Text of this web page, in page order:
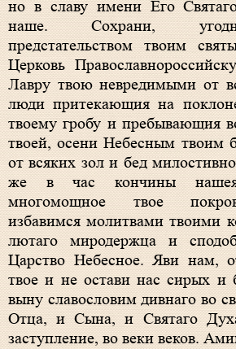
но в славу имени Его
наше. Сохрани,
предстательством твоим
Церковь
Лавру твою невредимыми от
люди притекающия на
твоему гробу и пребывающия
твоей, осени Небесным твоим
от всяких зол и бед
же в час кончины
многомощное твое
избавимся молитвами твоими
лютаго миродержца и
Царство Небесное. Яви нам,
твое и не остави нас сирых и
выну славословим дивнаго во
Отца, и Сына, и Святаго
заступление, во веки веков.